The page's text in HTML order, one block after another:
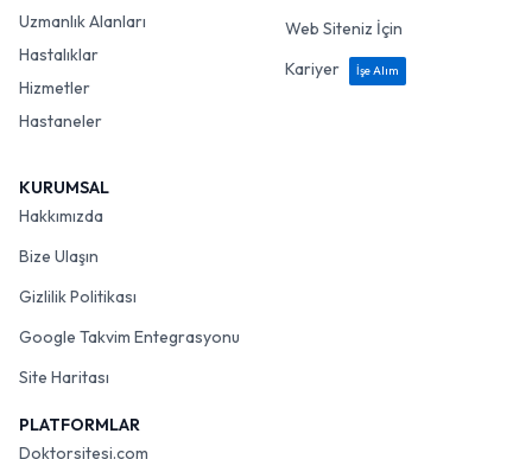
Uzmanlık Alanları
Hastalıklar
Hizmetler
Hastaneler
Web Siteniz İçin
Kariyer
İşe Alım
KURUMSAL
Hakkımızda
Bize Ulaşın
Gizlilik Politikası
Google Takvim Entegrasyonu
Site Haritası
PLATFORMLAR
Doktorsitesi.com